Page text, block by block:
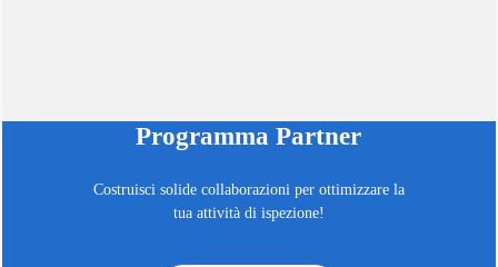
Programma Partner
Costruisci solide collaborazioni per ottimizzare la
tua attività di ispezione!